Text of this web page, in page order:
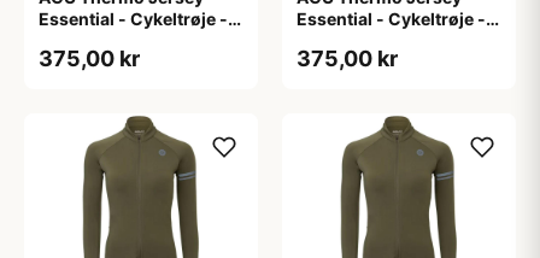
Essential - Cykeltrøje -
L
375,00 kr
Essential - Cykeltrøje -
M
375,00 kr